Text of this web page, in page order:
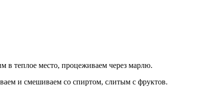
в теплое место, процеживаем через марлю.
и смешиваем со спиртом, слитым с фруктов.